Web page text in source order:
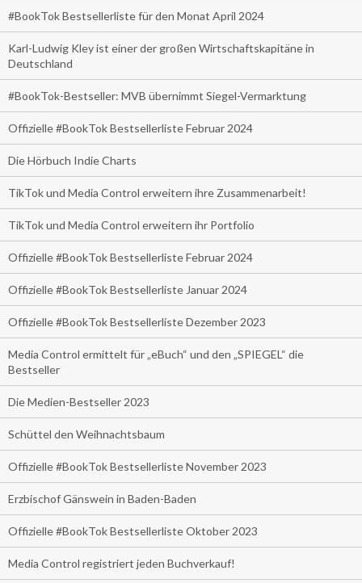
#BookTok Bestsellerliste für den Monat April 2024
Karl-Ludwig Kley ist einer der großen Wirtschaftskapitäne in
Deutschland
#BookTok-Bestseller: MVB übernimmt Siegel-Vermarktung
Offizielle #BookTok Bestsellerliste Februar 2024
Die Hörbuch Indie Charts
TikTok und Media Control erweitern ihre Zusammenarbeit!
TikTok und Media Control erweitern ihr Portfolio
Offizielle #BookTok Bestsellerliste Februar 2024
Offizielle #BookTok Bestsellerliste Januar 2024
Offizielle #BookTok Bestsellerliste Dezember 2023
Media Control ermittelt für „eBuch“ und den „SPIEGEL“ die
Bestseller
Die Medien-Bestseller 2023
Schüttel den Weihnachtsbaum
Offizielle #BookTok Bestsellerliste November 2023
Erzbischof Gänswein in Baden-Baden
Offizielle #BookTok Bestsellerliste Oktober 2023
Media Control registriert jeden Buchverkauf!